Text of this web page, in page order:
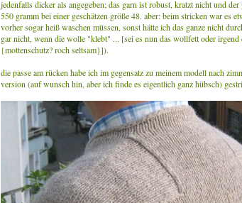
jedenfalls dicker als angegeben; das garn ist robust, kratzt nicht und
550 gramm bei einer geschätzen größe 48. aber: beim stricken war es
vorher sogar heiß waschen müssen, sonst hätte ich das ganze nicht
gar nicht, wenn die wolle "klebt" ... [sei es nun das wollfett oder irgend
{mottenschutz? roch seltsam}]).
die passe am rücken habe ich im gegensatz zu meinem modell nach
version (auf wunsch hin, aber ich finde es eigentlich ganz hübsch)